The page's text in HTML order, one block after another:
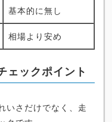
基本的に無し
相場より安め
ェックポイント
いさだけでなく、走